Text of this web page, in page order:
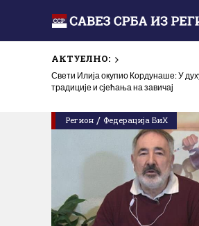
АКТУЕЛНО:
Свети Илија окупио Кордунаше: У
традиције и сјећања на завичај
„Олуја је погром“: Сећање које не
Регион / Федерација БиХ